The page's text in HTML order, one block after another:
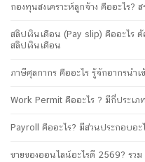
กองทุนสงเคราะห์ลูกจ้าง คืออะไร?
สลิปเงินเดือน (Pay slip) คืออะไร
สลิปเงินเดือน
ภาษีศุลกากร คืออะไร รู้จักอากรนำ
Work Permit คืออะไร ? มีกี่ประเภ
Payroll คืออะไร? มีส่วนประกอบอะ
ขายของออนไลน์อะไรดี 2569? รวม